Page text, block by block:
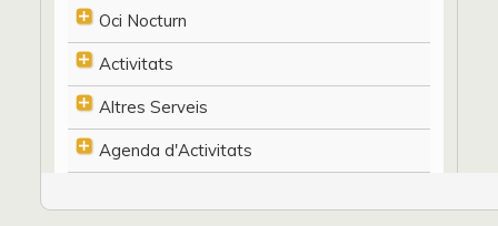
Oci Nocturn
Activitats
Altres Serveis
Agenda d'Activitats